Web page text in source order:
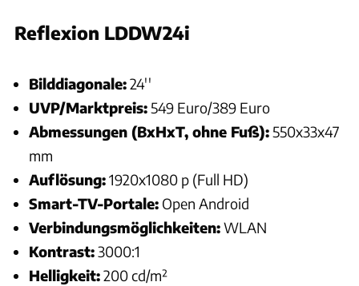
Reflexion LDDW24i
Bilddiagonale:24''
UVP/Marktpreis:549 Euro/389 Euro
Abmessungen (BxHxT, ohne Fuß):550x33x47
mm
Auflösung:1920x1080 p (Full HD)
Smart-TV-Portale: Open Android
Verbindungsmöglichkeiten:WLAN
Kontrast:3000:1
Helligkeit:200 cd/m²